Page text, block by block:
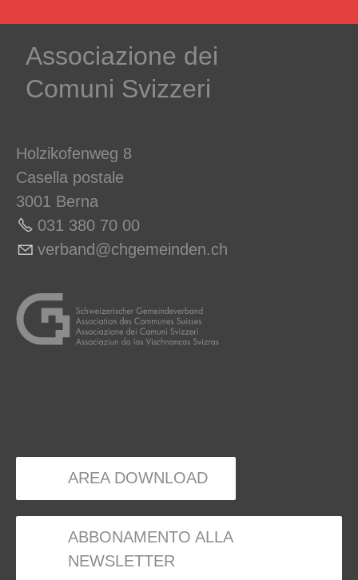
Associazione dei
Comuni Svizzeri
Holzikofenweg 8
Casella postale
3001 Berna
031 380 70 00
v rb nd chg m nd n ch
AREA DOWNLOAD
ABBONAMENTO ALLA
NEWSLETTER